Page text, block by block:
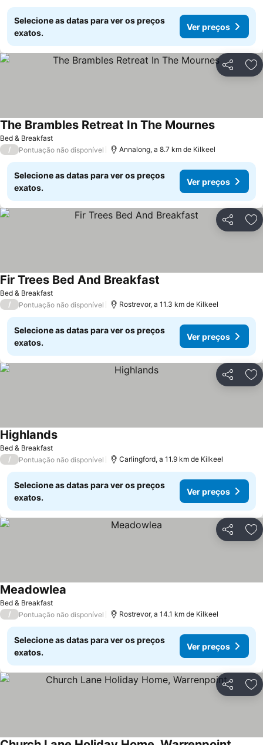
Selecione as datas para ver os preços
exatos.
Ver preços
Partilhar
Bed & Breakfast
The Brambles Retreat In The Mournes
/ Pontuação não disponível Annalong, a 8.7 km de Kilkeel
Selecione as datas para ver os preços
exatos.
Ver preços
Partilhar
Bed & Breakfast
Fir Trees Bed And Breakfast
/ Pontuação não disponível Rostrevor, a 11.3 km de Kilkeel
Selecione as datas para ver os preços
exatos.
Ver preços
Partilhar
Bed & Breakfast
Highlands
/ Pontuação não disponível Carlingford, a 11.9 km de Kilkeel
Selecione as datas para ver os preços
exatos.
Ver preços
Partilhar
Bed & Breakfast
Meadowlea
/ Pontuação não disponível Rostrevor, a 14.1 km de Kilkeel
Selecione as datas para ver os preços
exatos.
Ver preços
Partilhar